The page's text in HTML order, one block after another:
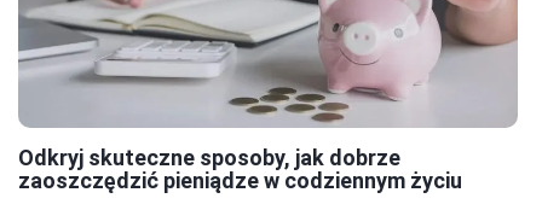
Odkryj skuteczne sposoby, jak dobrze
zaoszczędzić pieniądze w codziennym życiu